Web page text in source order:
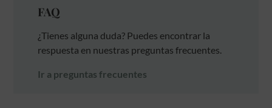
FAQ
¿Tienes alguna duda? Puedes encontrar la
respuesta en nuestras preguntas frecuentes.
Ir a preguntas frecuentes